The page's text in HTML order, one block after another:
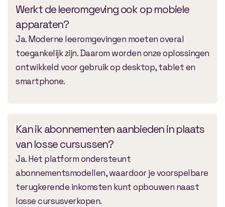
Werkt de leeromgeving ook op mobiele
apparaten?
Ja. Moderne leeromgevingen moeten overal
toegankelijk zijn. Daarom worden onze oplossingen
ontwikkeld voor gebruik op desktop, tablet en
smartphone.
Kan ik abonnementen aanbieden in plaats
van losse cursussen?
Ja. Het platform ondersteunt
abonnementsmodellen, waardoor je voorspelbare
terugkerende inkomsten kunt opbouwen naast
losse cursusverkopen.